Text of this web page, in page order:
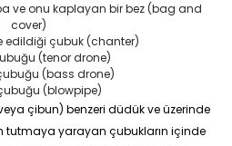
ve onu kaplayan bir bez (bag and
cover)
edildiği çubuk (chanter)
(tenor drone)
(bass drone)
(blowpipe)
çibun) benzeri düdük ve üzerinde
tutmaya yarayan çubukların içinde